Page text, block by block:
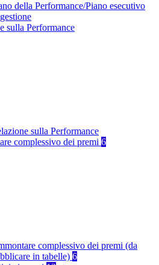
della Performance/Piano esecutivo
sulla Performance
sulla Performance
complessivo dei premi 6
complessivo dei premi (da
in tabelle) 6